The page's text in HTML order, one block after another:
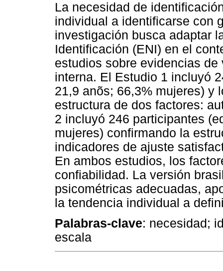
La necesidad de
individual a identificarse con
investigación busca adaptar
Identificación (ENI) en el
estudios sobre evidencias
interna. El Estudio 1 incluyó
21,9 anõs; 66,3% mujeres) y
estructura de dos factores:
2 incluyó 246 participantes
mujeres) confirmando la
indicadores de ajuste
En ambos estudios, los
confiabilidad. La versión
psicométricas adecuadas,
la tendencia individual a
Palabras-clave: necesidad;
escala